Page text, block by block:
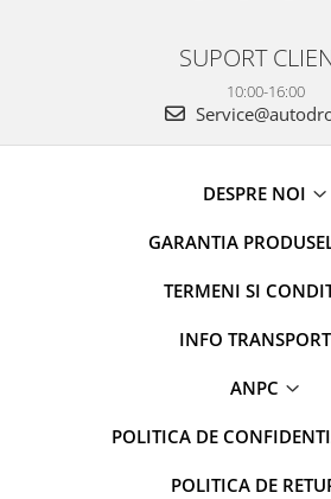
SUPORT
10:00-16:00
DESPRE NOI
GARANTIA
TERMENI SI
INFO TRANSPORT
ANPC
POLITICA DE
POLITICA DE